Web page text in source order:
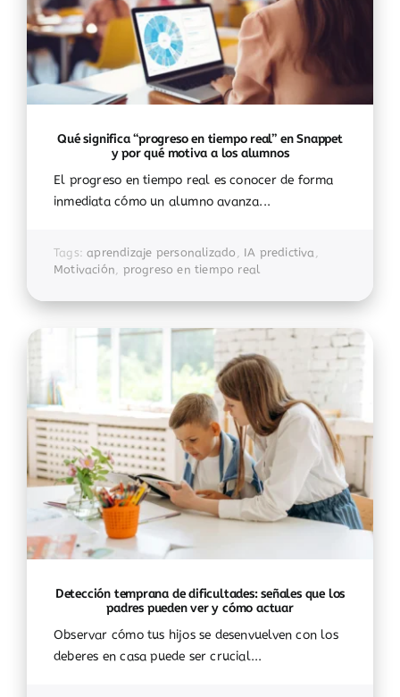
Qué significa “progreso en tiempo real” en Snappet
y por qué motiva a los alumnos
El progreso en tiempo real es conocer de forma
inmediata cómo un alumno avanza...
Tags:aprendizaje personalizado, IA predictiva,
Motivación, progreso en tiempo real
Detección temprana de dificultades: señales que los
padres pueden ver y cómo actuar
Observar cómo tus hijos se desenvuelven con los
deberes en casa puede ser crucial...